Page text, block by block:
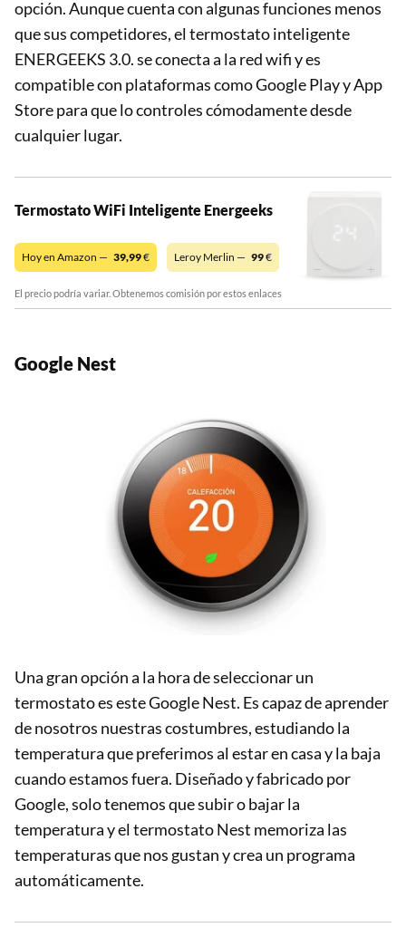
opción. Aunque cuenta con algunas funciones menos
que sus competidores, el termostato inteligente
ENERGEEKS 3.0. se conecta a la red wifi y es
compatible con plataformas como Google Play y App
Store para que lo controles cómodamente desde
cualquier lugar.
Termostato WiFi Inteligente Energeeks
Hoy en Amazon — 39,99€ Leroy Merlin — 99€
El precio podría variar. Obtenemos comisión por estos enlaces
Google Nest
Una gran opción a la hora de seleccionar un
termostato es este Google Nest. Es capaz de aprender
de nosotros nuestras costumbres, estudiando la
temperatura que preferimos al estar en casa y la baja
cuando estamos fuera. Diseñado y fabricado por
Google, solo tenemos que subir o bajar la
temperatura y el termostato Nest memoriza las
temperaturas que nos gustan y crea un programa
automáticamente.